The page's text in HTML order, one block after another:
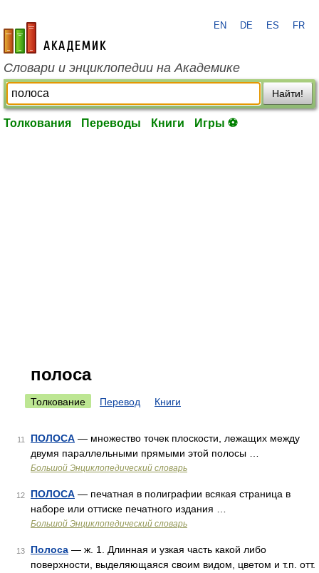
academic.ru
EN DE ES FR
Словари и энциклопедии на Академике
Найти!
Толкования Переводы Книги Игры ⚽
полоса
Толкование Перевод Книги
11 ПОЛОСА — множество точек плоскости, лежащих между
двумя параллельными прямыми этой полосы …
Большой Энциклопедический словарь
12 ПОЛОСА — печатная в полиграфии всякая страница в
наборе или оттиске печатного издания …
Большой Энциклопедический словарь
13 Полоса — ж. 1. Длинная и узкая часть какой либо
поверхности, выделяющаяся своим видом, цветом и т.п. отт.